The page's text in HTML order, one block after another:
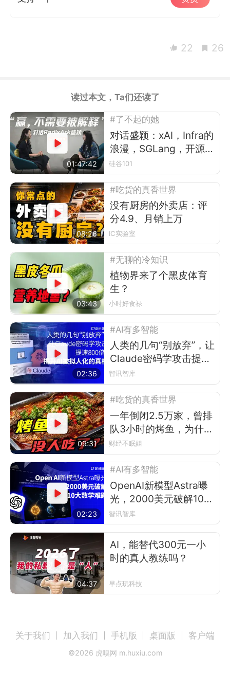
22 26
读过本文，Ta们还读了
01:47:42
#了不起的她
对话盛颖：xAI，Infra的
浪漫，SGLang，开源，
平权与“甄嬛传”
硅谷101
08:26
#吃货的真香世界
没有厨房的外卖店：评
分4.9、月销上万
IC实验室
03:43
#无聊的冷知识
植物界来了个黑皮体育
生？
小时好食禄
02:36
#AI有多智能
人类的几句“别放弃”，让
Claude密码学攻击提速
800倍？
智讯智库
09:31
#吃货的真香世界
一年倒闭2.5万家，曾排
队3小时的烤鱼，为什么
现在没人吃了？
财经不眠姐
02:23
#AI有多智能
OpenAI新模型Astra曝
光，2000美元破解10大
数学难题
智讯智库
04:37
AI，能替代300元一小
时的真人教练吗？
早点玩科技
关于我们 加入我们 手机版 桌面版 客户端
©2026 虎嗅网 m.huxiu.com